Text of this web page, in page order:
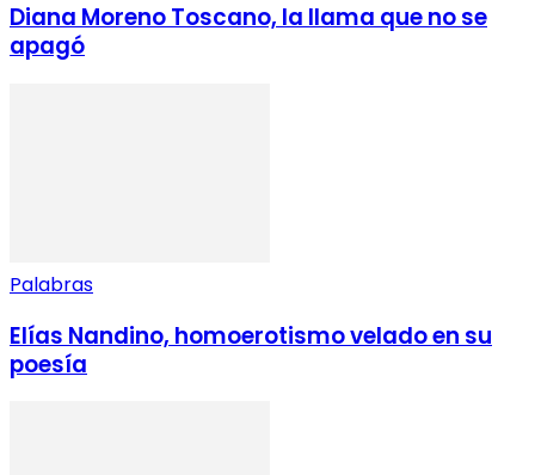
Diana Moreno Toscano, la llama que no se
apagó
Palabras
Elías Nandino, homoerotismo velado en su
poesía